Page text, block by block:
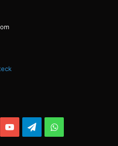
YouTubeTelegramWhatsApp